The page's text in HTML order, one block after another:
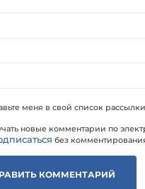
меня в свой список рассылки
новые комментарии по
без